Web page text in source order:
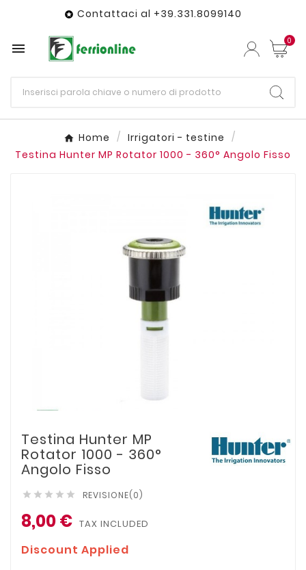
 Contattaci al +39.331.8099140
 0
Home
Irrigatori - testine
Testina Hunter MP Rotator 1000 - 360° Angolo Fisso
Testina Hunter MP
Rotator 1000 - 360°
Angolo Fisso
     REVISIONE(0)
8,00 € TAX INCLUDED
Discount Applied